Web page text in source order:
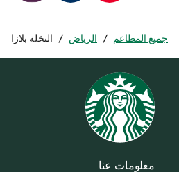
جميع المطاعم / الرياض / النخلة بلازا
معلومات عنا